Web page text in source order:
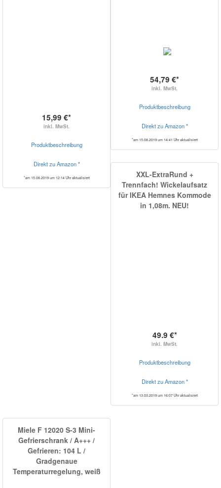
15,99 €*
inkl. MwSt.
Produktbeschreibung
Direkt zu Amazon *
*am 15.08.2019 um 12:14 Uhr aktualisiert
54,79 €*
inkl. MwSt.
Produktbeschreibung
Direkt zu Amazon *
*am 15.08.2019 um 14:41 Uhr aktualisiert
XXL-ExtraRund +
Trennfach! Wickelaufsatz
für IKEA Hemnes Kommode
in 1,08m. NEU!
49.9 €*
inkl. MwSt.
Produktbeschreibung
Direkt zu Amazon *
*am 13.03.2019 um 16:07 Uhr aktualisiert
Miele F 12020 S-3 Mini-
Gefrierschrank / A+++ /
Gefrieren: 104 L /
Gradgenaue
Temperaturregelung, weiß